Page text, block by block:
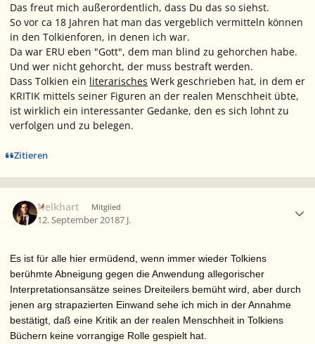
Das freut mich außerordentlich, dass Du das so siehst.
So vor ca 18 Jahren hat man das vergeblich vermitteln können
in den Tolkienforen, in denen ich war.
Da war ERU eben "Gott", dem man blind zu gehorchen habe.
Und wer nicht gehorcht, der muss bestraft werden.
Dass Tolkien ein literarisches Werk geschrieben hat, in dem er
KRITIK mittels seiner Figuren an der realen Menschheit übte,
ist wirklich ein interessanter Gedanke, den es sich lohnt zu
verfolgen und zu belegen.
Zitieren
Nelkhart Mitglied
12. September 20187 J.
Es ist für alle hier ermüdend, wenn immer wieder Tolkiens
berühmte Abneigung gegen die Anwendung allegorischer
Interpretationsansätze seines Dreiteilers bemüht wird, aber durch
jenen arg strapazierten Einwand sehe ich mich in der Annahme
bestätigt, daß eine Kritik an der realen Menschheit in Tolkiens
Büchern keine vorrangige Rolle gespielt hat.